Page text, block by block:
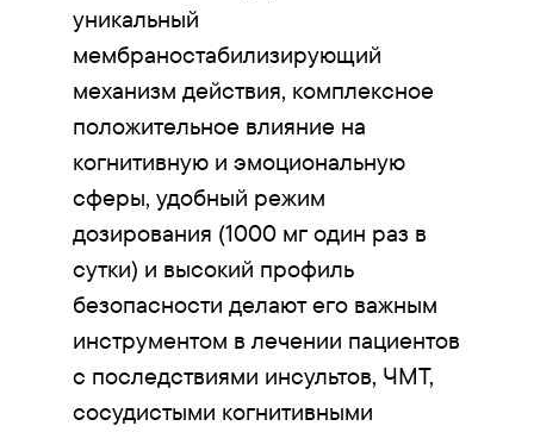
уникальный
мембраностабилизирующий
механизм действия, комплексное
положительное влияние на
когнитивную и эмоциональную
сферы, удобный режим
дозирования (1000 мг один раз в
сутки) и высокий профиль
безопасности делают его важным
инструментом в лечении пациентов
с последствиями инсультов, ЧМТ,
сосудистыми когнитивными